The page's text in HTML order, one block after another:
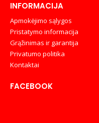
INFORMACIJA
Apmokėjimo sąlygos
Pristatymo informacija
Grąžinimas ir garantija
Privatumo politika
Kontaktai
FACEBOOK